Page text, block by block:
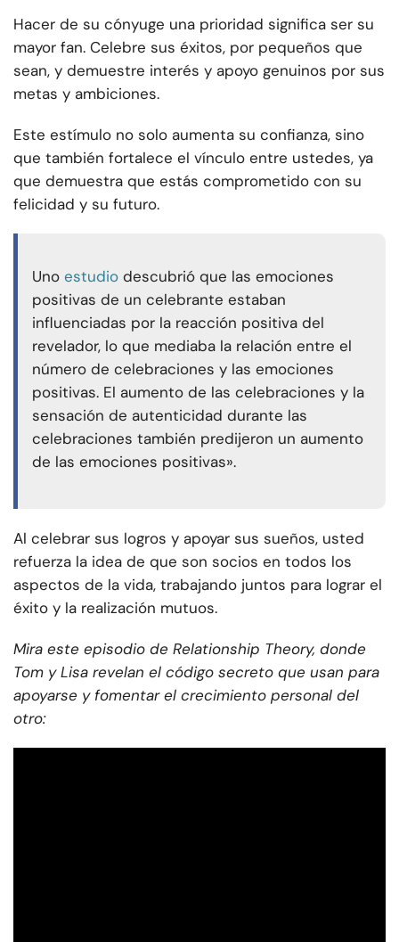
Hacer de su cónyuge una prioridad significa ser su
mayor fan. Celebre sus éxitos, por pequeños que
sean, y demuestre interés y apoyo genuinos por sus
metas y ambiciones.
Este estímulo no solo aumenta su confianza, sino
que también fortalece el vínculo entre ustedes, ya
que demuestra que estás comprometido con su
felicidad y su futuro.
Uno estudio descubrió que las emociones
positivas de un celebrante estaban
influenciadas por la reacción positiva del
revelador, lo que mediaba la relación entre el
número de celebraciones y las emociones
positivas. El aumento de las celebraciones y la
sensación de autenticidad durante las
celebraciones también predijeron un aumento
de las emociones positivas».
Al celebrar sus logros y apoyar sus sueños, usted
refuerza la idea de que son socios en todos los
aspectos de la vida, trabajando juntos para lograr el
éxito y la realización mutuos.
Mira este episodio de Relationship Theory, donde
Tom y Lisa revelan el código secreto que usan para
apoyarse y fomentar el crecimiento personal del
otro: